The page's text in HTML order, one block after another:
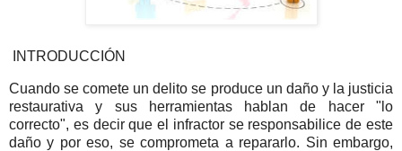
INTRODUCCIÓN
Cuando se comete un delito se produce un daño y la justicia
restaurativa y sus herramientas hablan de hacer "lo
correcto", es decir que el infractor se responsabilice de este
daño y por eso, se comprometa a repararlo. Sin embargo,